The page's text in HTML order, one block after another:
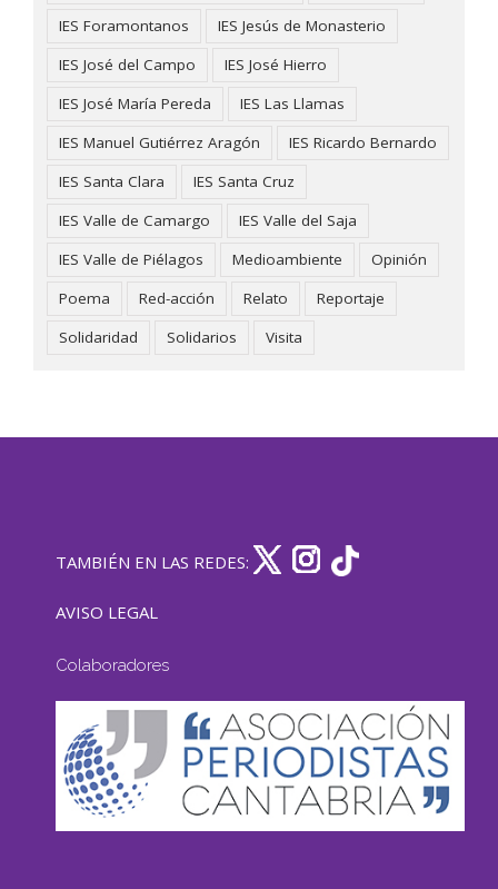
IES Foramontanos
IES Jesús de Monasterio
IES José del Campo
IES José Hierro
IES José María Pereda
IES Las Llamas
IES Manuel Gutiérrez Aragón
IES Ricardo Bernardo
IES Santa Clara
IES Santa Cruz
IES Valle de Camargo
IES Valle del Saja
IES Valle de Piélagos
Medioambiente
Opinión
Poema
Red-acción Relato
Reportaje
Solidaridad
Solidarios Visita
TAMBIÉN EN LAS REDES:
AVISO LEGAL
Colaboradores